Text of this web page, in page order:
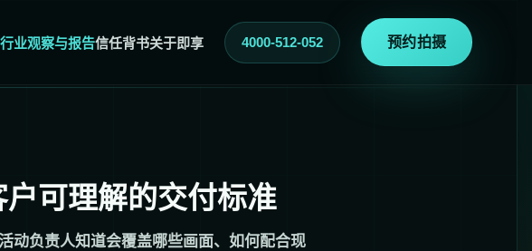
行业观察与报告信任背书关于即享 4000-512-052 预约拍摄
可理解的交付标准
动负责人知道会覆盖哪些画面、如何配合现